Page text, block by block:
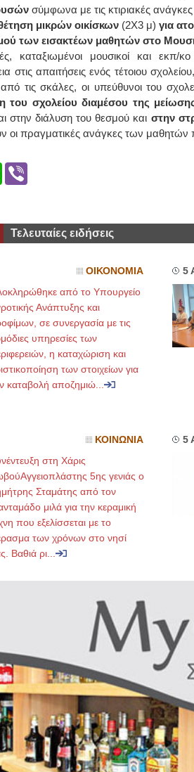
σύμφωνα με τις κτιριακές
μικρών οικίσκων(2Χ3 μ) για
των εισακτέων μαθητών στο
καταξιωμένοι μουσικοί και
στις απαιτήσεις ενός τέτοιου
τις σκάλες, οι υπεύθυνοι του
του σχολείου διαμέσου της
στην διάλυση του θεσμού και στην
οι πραγματικές ανάγκες των μαθητών
WhatsApp
Viber
Τελευταίες ειδήσεις
ΟΙΚΟΝΟΜΙΑ
από το Υπουργείο
Ανάπτυξης και
σε συνεργασία με τις
υπηρεσίες των
η καταχώριση και
των στοιχείων για
καταβολή αποζημιώ...
5
ΚΟΙΝΩΝΙΑ
στη Χάρις
5ης γενιάς ο
Σταμάτης από τον
μιλά για την κεραμική
που εξελίσσεται με το
των χρόνων στο νησί
Βαθιά ρι...
5